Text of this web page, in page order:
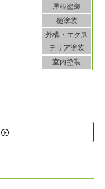
屋根塗装
樋塗装
外構・エクス
テリア塗装
室内塗装